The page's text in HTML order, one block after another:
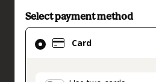
Select payment method
Card
Card
selected